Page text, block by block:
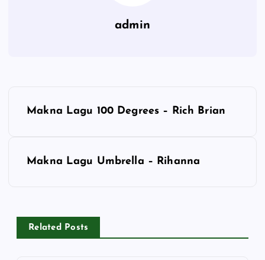
admin
n
a
Makna Lagu 100 Degrees – Rich Brian
Makna Lagu Umbrella – Rihanna
Related Posts